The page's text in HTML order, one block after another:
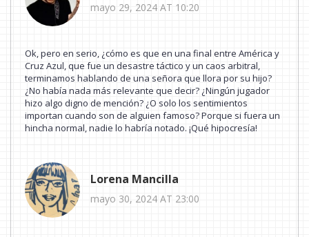
mayo 29, 2024 AT 10:20
Ok, pero en serio, ¿cómo es que en una final entre América y
Cruz Azul, que fue un desastre táctico y un caos arbitral,
terminamos hablando de una señora que llora por su hijo?
¿No había nada más relevante que decir? ¿Ningún jugador
hizo algo digno de mención? ¿O solo los sentimientos
importan cuando son de alguien famoso? Porque si fuera un
hincha normal, nadie lo habría notado. ¡Qué hipocresía!
Lorena Mancilla
mayo 30, 2024 AT 23:00